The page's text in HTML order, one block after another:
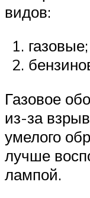
видов:
газовые;
Газовое
из-за
умелого
лучше
лампой.